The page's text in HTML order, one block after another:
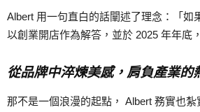
Albert 用一句直白的話闡述了理念：「
以創業開店作為解答，並於 2025 年年底
從品牌中淬煉美感，肩負產業的
那不是一個浪漫的起點， Albert 務實也